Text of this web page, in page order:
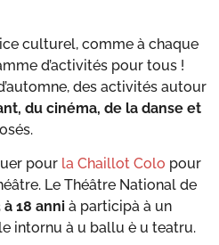
culturel, comme à chaque
d’activités pour tous !
des activités autour
du cinéma, de la danse et
pour la Chaillot Colo pour
Le Théâtre National de
18 anni à participà à un
intornu à u ballu è u teatru.